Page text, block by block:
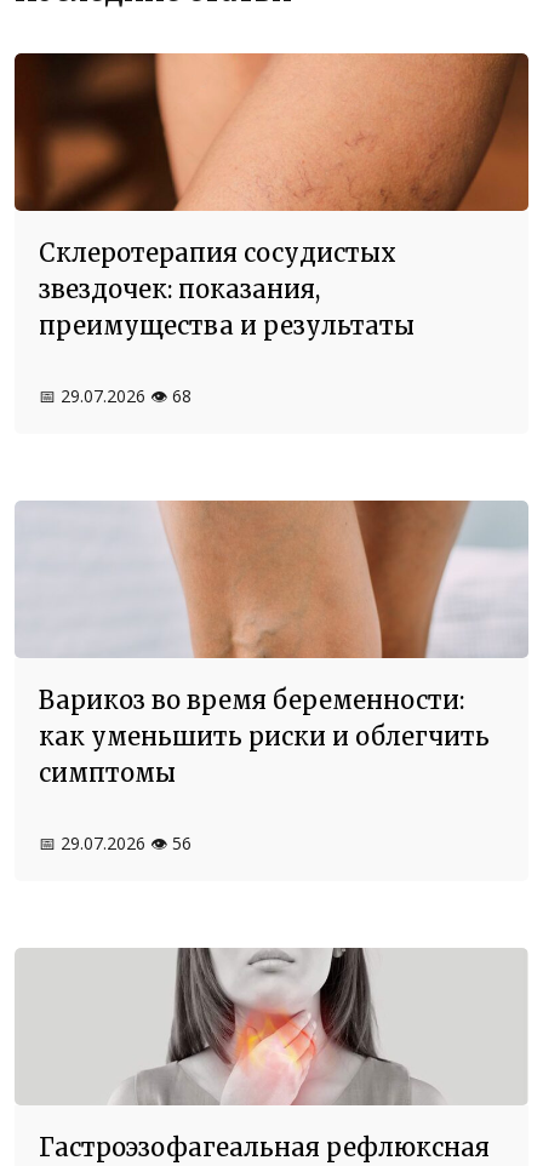
Склеротерапия сосудистых
звездочек: показания,
преимущества и результаты
📅 29.07.2026 👁️ 68
Варикоз во время беременности:
как уменьшить риски и облегчить
симптомы
📅 29.07.2026 👁️ 56
Гастроэзофагеальная рефлюксная